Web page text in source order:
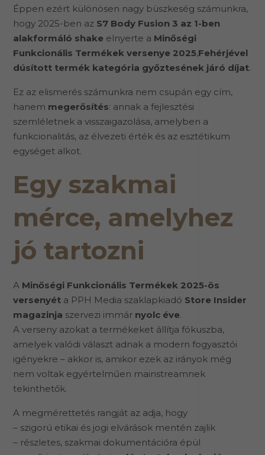
Éppen ezért különösen nagy büszkeség számunkra,
hogy 2025-ben az S7 Body Fusion 3 az 1-ben
alakformáló shake elnyerte a Minőségi
Funkcionális Termékek versenye 2025,Fehérjével
dúsított termék kategória győztesének járó díjat.
Ez az elismerés számunkra nem csupán egy cím,
hanem megerősítés: annak a fejlesztési
szemléletnek a visszaigazolása, amelyben a
funkcionalitás, az élvezeti érték és az esztétikum
egységet alkot.
Egy szakmai
mérce, amelyhez
jó tartozni
A Minőségi Funkcionális Termékek 2025-ös
versenyét a PPH Media szaklapkiadó Store Insider
magazinja szervezi immár nyolc éve.
A verseny azokat a termékeket állítja fókuszba,
amelyek valódi választ adnak a modern fogyasztói
igényekre – akkor is, amikor ezek az irányok még
nem voltak egyértelműen mainstreamnek
tekinthetők.
A megmérettetés rangját az adja, hogy
– szigorú etikai és jogi elvárások mentén zajlik
– részletes, szakmai dokumentációra épül